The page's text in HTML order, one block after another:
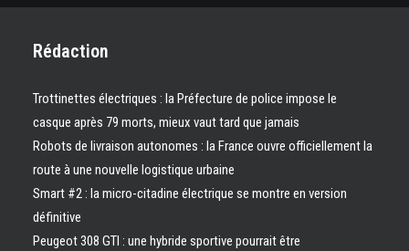
Rédaction
Trottinettes électriques : la Préfecture de police impose le
casque après 79 morts, mieux vaut tard que jamais
Robots de livraison autonomes : la France ouvre officiellement la
route à une nouvelle logistique urbaine
Smart #2 : la micro-citadine électrique se montre en version
définitive
Peugeot 308 GTI : une hybride sportive pourrait être